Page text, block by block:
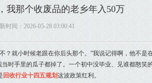
我那个收废品的老乡年入50万
间：2026-05-28 03:00:41
？就小时候老跟在你后头那个。”我说记得啊，他不是
时手里的瓜子都掉了。一个初中没毕业、见谁都憨笑
回收行业十四五规划这波政策红利。